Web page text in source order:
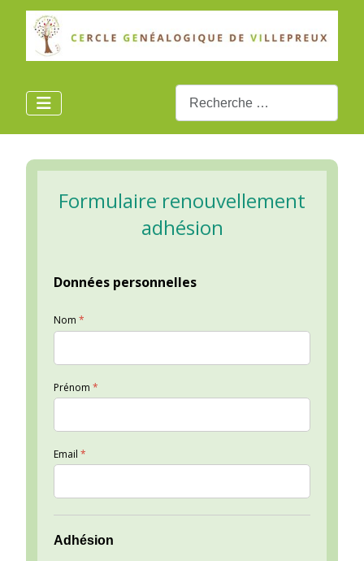
Formulaire renouvellement
adhésion
Données personnelles
Nom *
Prénom *
Email *
Adhésion